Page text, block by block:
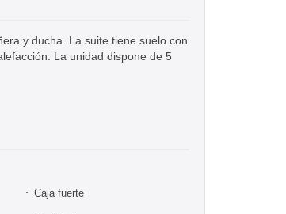
y ducha. La suite tiene suelo con
La unidad dispone de 5
Caja fuerte